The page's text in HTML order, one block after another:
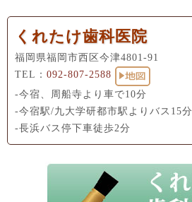
くれたけ歯科医院
福岡県福岡市西区今津4801-91
TEL： 092-807-2588
-今宿、周船寺より車で10分
-今宿駅/九大学研都市駅よりバス15分
-長浜バス停下車徒歩2分